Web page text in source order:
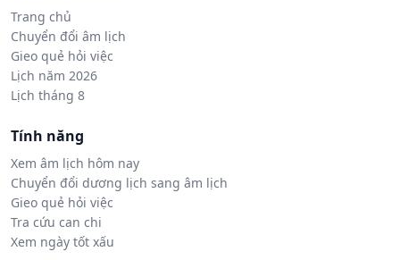
Trang chủ
Chuyển đổi âm lịch
Gieo quẻ hỏi việc
Lịch năm 2026
Lịch tháng 8
Tính năng
Xem âm lịch hôm nay
Chuyển đổi dương lịch sang âm lịch
Gieo quẻ hỏi việc
Tra cứu can chi
Xem ngày tốt xấu